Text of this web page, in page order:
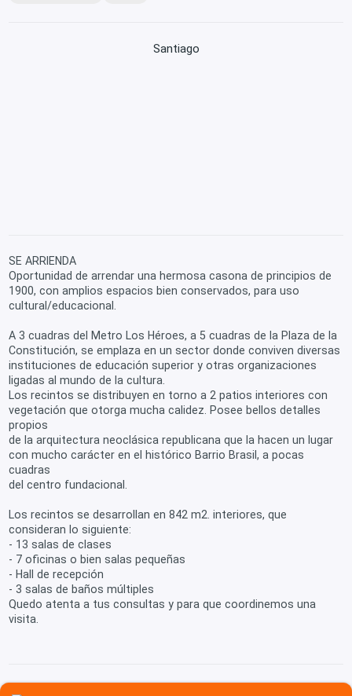
Santiago
SE ARRIENDA
Oportunidad de arrendar una hermosa casona de principios de
1900, con amplios espacios bien conservados, para uso
cultural/educacional.
A 3 cuadras del Metro Los Héroes, a 5 cuadras de la Plaza de la
Constitución, se emplaza en un sector donde conviven diversas
instituciones de educación superior y otras organizaciones
ligadas al mundo de la cultura.
Los recintos se distribuyen en torno a 2 patios interiores con
vegetación que otorga mucha calidez. Posee bellos detalles
propios
de la arquitectura neoclásica republicana que la hacen un lugar
con mucho carácter en el histórico Barrio Brasil, a pocas
cuadras
del centro fundacional.
Los recintos se desarrollan en 842 m2. interiores, que
consideran lo siguiente:
- 13 salas de clases
- 7 oficinas o bien salas pequeñas
- Hall de recepción
- 3 salas de baños múltiples
Quedo atenta a tus consultas y para que coordinemos una
visita.